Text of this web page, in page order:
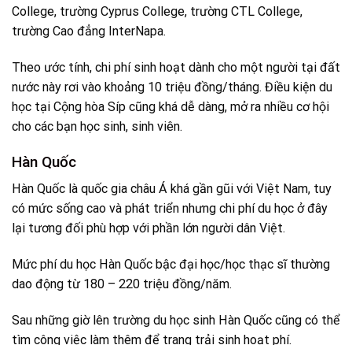
College, trường Cyprus College, trường CTL College,
trường Cao đẳng InterNapa.
Theo ước tính, chi phí sinh hoạt dành cho một người tại đất
nước này rơi vào khoảng 10 triệu đồng/tháng. Điều kiện du
học tại Cộng hòa Síp cũng khá dễ dàng, mở ra nhiều cơ hội
cho các bạn học sinh, sinh viên.
Hàn Quốc
Hàn Quốc là quốc gia châu Á khá gần gũi với Việt Nam, tuy
có mức sống cao và phát triển nhưng chi phí du học ở đây
lại tương đối phù hợp với phần lớn người dân Việt.
Mức phí du học Hàn Quốc bậc đại học/học thạc sĩ thường
dao động từ 180 – 220 triệu đồng/năm.
Sau những giờ lên trường du học sinh Hàn Quốc cũng có thể
tìm công việc làm thêm để trang trải sinh hoạt phí.